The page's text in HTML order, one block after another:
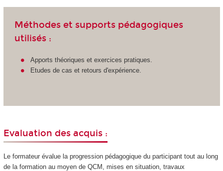
Méthodes et supports pédagogiques
utilisés :
Apports théoriques et exercices pratiques.
Etudes de cas et retours d'expérience.
Evaluation des acquis :
Le formateur évalue la progression pédagogique du participant tout au long
de la formation au moyen de QCM, mises en situation, travaux